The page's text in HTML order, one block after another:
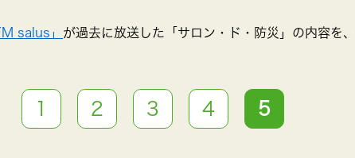
salus」 が過去に放送した「サロン・ド・防災」の内容を
1 2 3 4 5